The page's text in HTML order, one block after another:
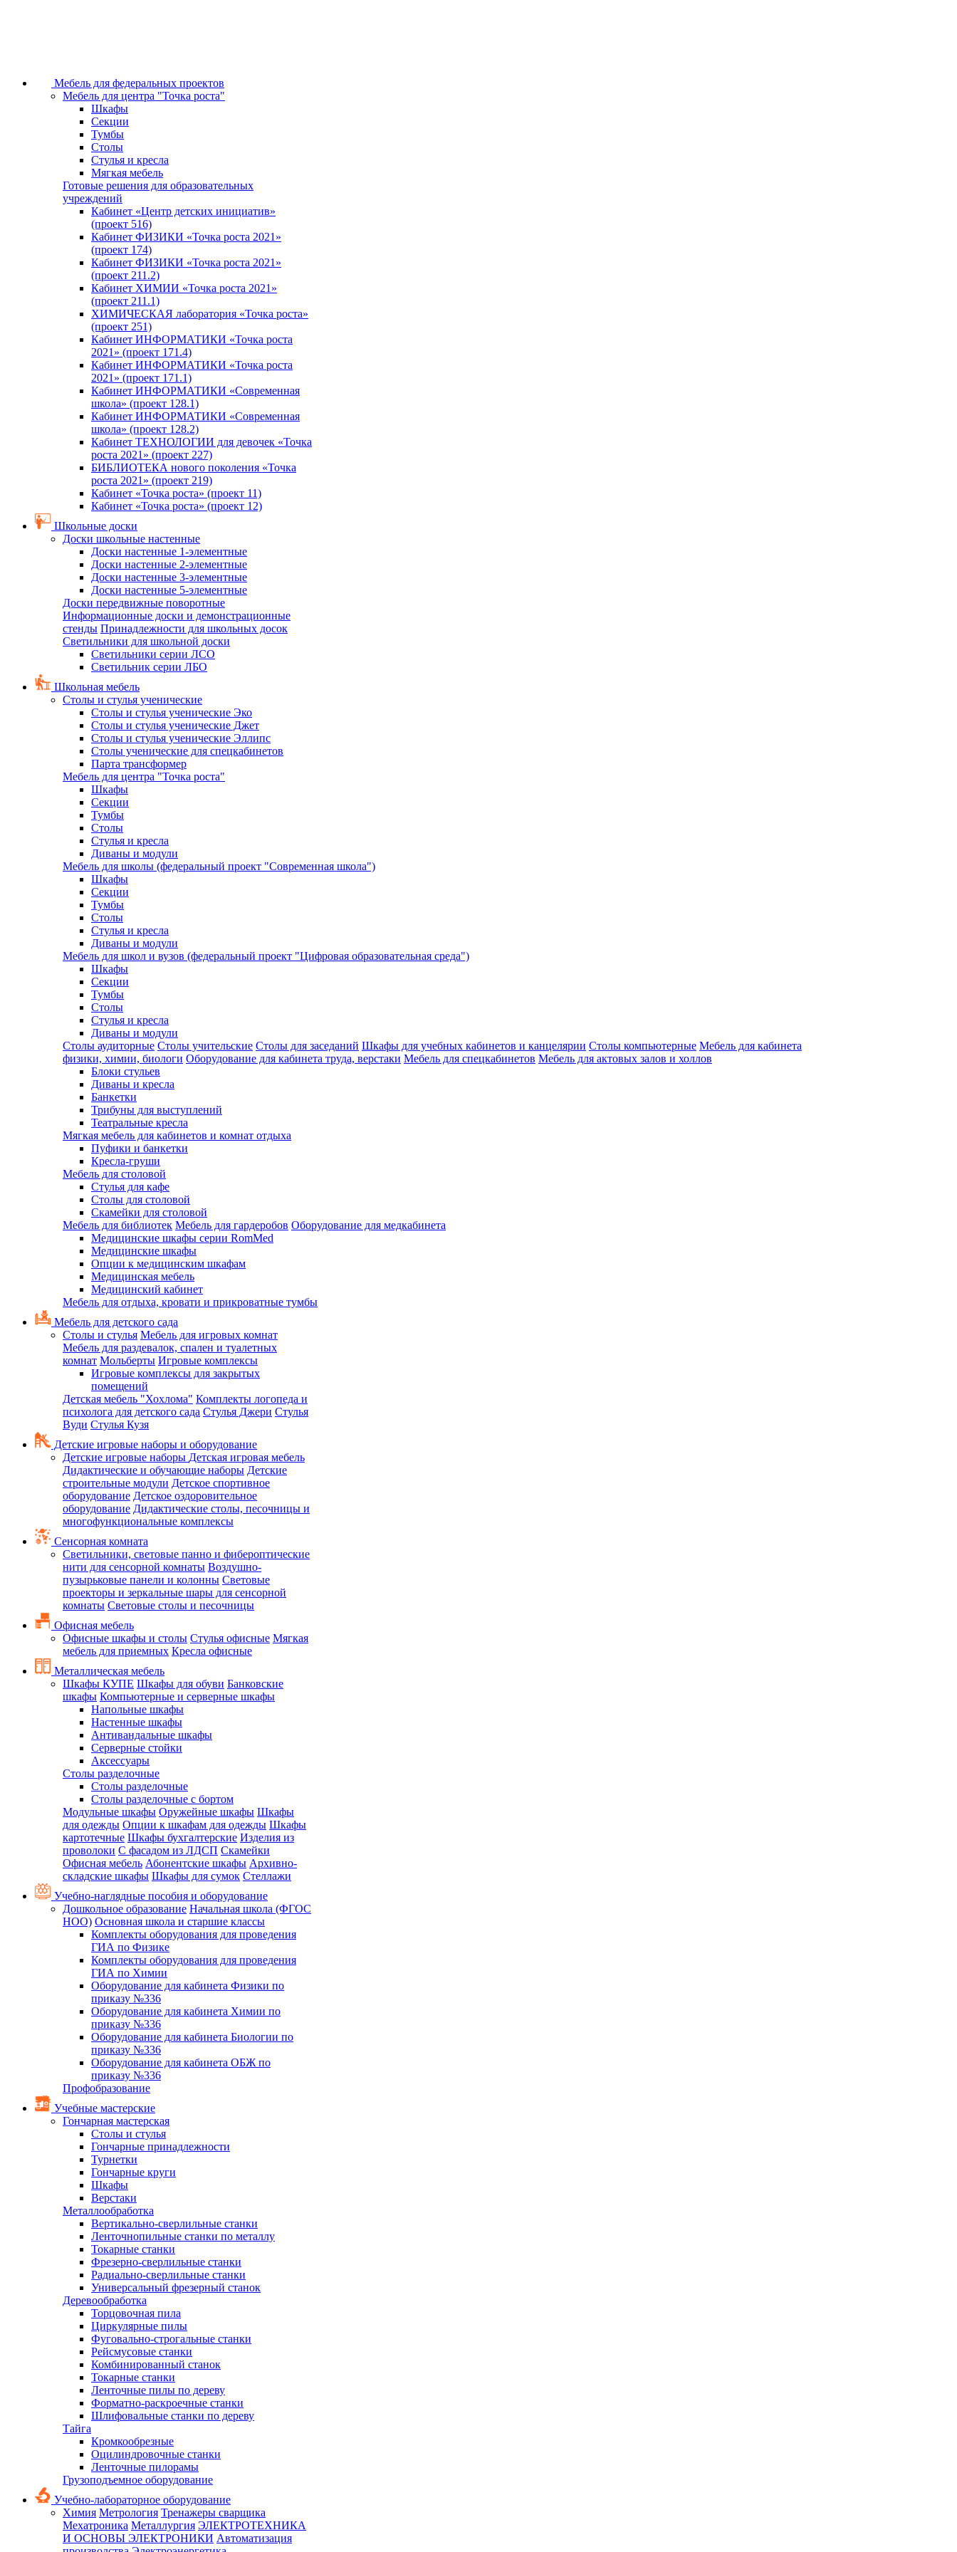
Мебель для федеральных проектов
Мебель для центра "Точка роста"
Шкафы
Секции
Тумбы
Столы
Стулья и кресла
Мягкая мебель
Готовые решения для образовательных
учреждений
Кабинет «Центр детских инициатив»
(проект 516)
Кабинет ФИЗИКИ «Точка роста 2021»
(проект 174)
Кабинет ФИЗИКИ «Точка роста 2021»
(проект 211.2)
Кабинет ХИМИИ «Точка роста 2021»
(проект 211.1)
ХИМИЧЕСКАЯ лаборатория «Точка роста»
(проект 251)
Кабинет ИНФОРМАТИКИ «Точка роста
2021» (проект 171.4)
Кабинет ИНФОРМАТИКИ «Точка роста
2021» (проект 171.1)
Кабинет ИНФОРМАТИКИ «Современная
школа» (проект 128.1)
Кабинет ИНФОРМАТИКИ «Современная
школа» (проект 128.2)
Кабинет ТЕХНОЛОГИИ для девочек «Точка
роста 2021» (проект 227)
БИБЛИОТЕКА нового поколения «Точка
роста 2021» (проект 219)
Кабинет «Точка роста» (проект 11)
Кабинет «Точка роста» (проект 12)
Школьные доски
Доски школьные настенные
Доски настенные 1-элементные
Доски настенные 2-элементные
Доски настенные 3-элементные
Доски настенные 5-элементные
Доски передвижные поворотные
Информационные доски и демонстрационные
стенды Принадлежности для школьных досок
Светильники для школьной доски
Светильники серии ЛСО
Светильник серии ЛБО
Школьная мебель
Столы и стулья ученические
Столы и стулья ученические Эко
Столы и стулья ученические Джет
Столы и стулья ученические Эллипс
Столы ученические для спецкабинетов
Парта трансформер
Мебель для центра "Точка роста"
Шкафы
Секции
Тумбы
Столы
Стулья и кресла
Диваны и модули
Мебель для школы (федеральный проект "Современная школа")
Шкафы
Секции
Тумбы
Столы
Стулья и кресла
Диваны и модули
Мебель для школ и вузов (федеральный проект "Цифровая образовательная среда")
Шкафы
Секции
Тумбы
Столы
Стулья и кресла
Диваны и модули
Столы аудиторные Столы учительские Столы для заседаний Шкафы для учебных кабинетов и канцелярии Столы компьютерные Мебель для кабинета
физики, химии, биологи Оборудование для кабинета труда, верстаки Мебель для спецкабинетов Мебель для актовых залов и холлов
Блоки стульев
Диваны и кресла
Банкетки
Трибуны для выступлений
Театральные кресла
Мягкая мебель для кабинетов и комнат отдыха
Пуфики и банкетки
Кресла-груши
Мебель для столовой
Cтулья для кафе
Cтолы для столовой
Скамейки для столовой
Мебель для библиотек Мебель для гардеробов Оборудование для медкабинета
Медицинские шкафы серии RomMed
Медицинские шкафы
Опции к медицинским шкафам
Медицинская мебель
Медицинский кабинет
Мебель для отдыха, кровати и прикроватные тумбы
Мебель для детского сада
Столы и стулья Мебель для игровых комнат
Мебель для раздевалок, спален и туалетных
комнат Мольберты Игровые комплексы
Игровые комплексы для закрытых
помещений
Детская мебель "Хохлома" Комплекты логопеда и
психолога для детского сада Стулья Джери Стулья
Вуди Стулья Кузя
Детские игровые наборы и оборудование
Детские игровые наборы Детская игровая мебель
Дидактические и обучающие наборы Детские
строительные модули Детское спортивное
оборудование Детское оздоровительное
оборудование Дидактические столы, песочницы и
многофункциональные комплексы
Сенсорная комната
Светильники, световые панно и фибероптические
нити для сенсорной комнаты Воздушно-
пузырьковые панели и колонны Световые
проекторы и зеркальные шары для сенсорной
комнаты Световые столы и песочницы
Офисная мебель
Офисные шкафы и столы Стулья офисные Мягкая
мебель для приемных Кресла офисные
Металлическая мебель
Шкафы КУПЕ Шкафы для обуви Банковские
шкафы Компьютерные и серверные шкафы
Напольные шкафы
Настенные шкафы
Антивандальные шкафы
Серверные стойки
Аксессуары
Столы разделочные
Столы разделочные
Столы разделочные с бортом
Модульные шкафы Оружейные шкафы Шкафы
для одежды Опции к шкафам для одежды Шкафы
картотечные Шкафы бухгалтерские Изделия из
проволоки С фасадом из ЛДСП Скамейки
Офисная мебель Абонентские шкафы Архивно-
складские шкафы Шкафы для сумок Стеллажи
Учебно-наглядные пособия и оборудование
Дошкольное образование Начальная школа (ФГОС
НОО) Основная школа и старшие классы
Комплекты оборудования для проведения
ГИА по Физике
Комплекты оборудования для проведения
ГИА по Химии
Оборудование для кабинета Физики по
приказу №336
Оборудование для кабинета Химии по
приказу №336
Оборудование для кабинета Биологии по
приказу №336
Оборудование для кабинета ОБЖ по
приказу №336
Профобразование
Учебные мастерские
Гончарная мастерская
Столы и стулья
Гончарные принадлежности
Турнетки
Гончарные круги
Шкафы
Верстаки
Металлообработка
Вертикально-сверлильные станки
Ленточнопильные станки по металлу
Токарные станки
Фрезерно-сверлильные станки
Радиально-сверлильные станки
Универсальный фрезерный станок
Деревообработка
Торцовочная пила
Циркулярные пилы
Фуговально-строгальные станки
Рейсмусовые станки
Комбинированный станок
Токарные станки
Ленточные пилы по дереву
Форматно-раскроечные станки
Шлифовальные станки по дереву
Тайга
Кромкообрезные
Оцилиндровочные станки
Ленточные пилорамы
Грузоподъемное оборудование
Учебно-лабораторное оборудование
Химия Метрология Тренажеры сварщика
Мехатроника Металлургия ЭЛЕКТРОТЕХНИКА
И ОСНОВЫ ЭЛЕКТРОНИКИ Автоматизация